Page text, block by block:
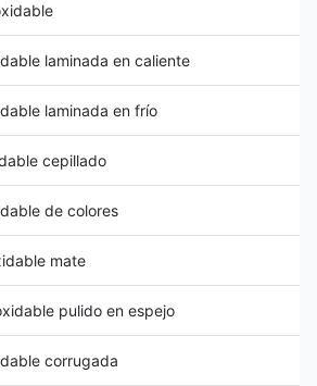
laminada en caliente
laminada en frío
cepillado
de colores
mate
pulido en espejo
corrugada